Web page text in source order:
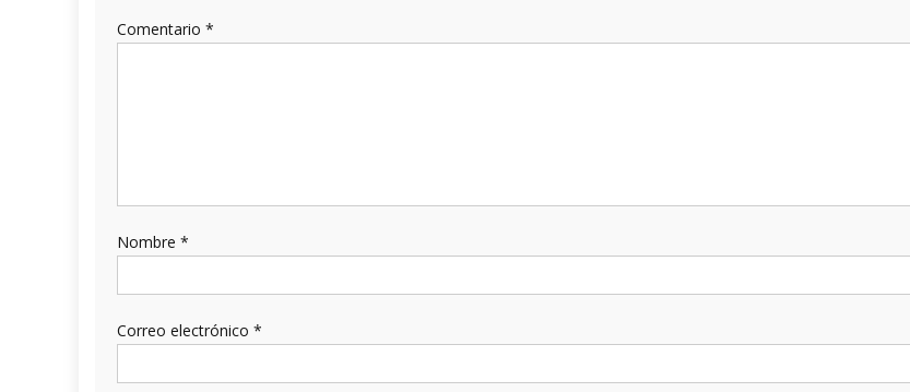
Comentario *
Nombre *
Correo electrónico *